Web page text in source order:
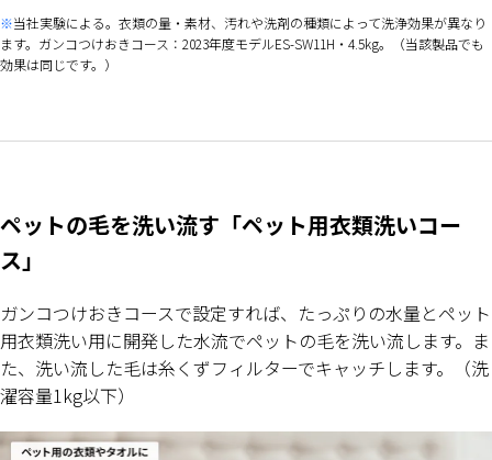
当社実験による。衣類の量・素材、汚れや洗剤の種類によって洗浄効果が異なり
ます。ガンコつけおきコース：2023年度モデルES-SW11H・4.5kg。（当該製品でも
効果は同じです。）
ペットの毛を洗い流す「ペット用衣類洗いコー
ス」
ガンコつけおきコースで設定すれば、たっぷりの水量とペット
用衣類洗い用に開発した水流でペットの毛を洗い流します。ま
た、洗い流した毛は糸くずフィルターでキャッチします。（洗
濯容量1kg以下）